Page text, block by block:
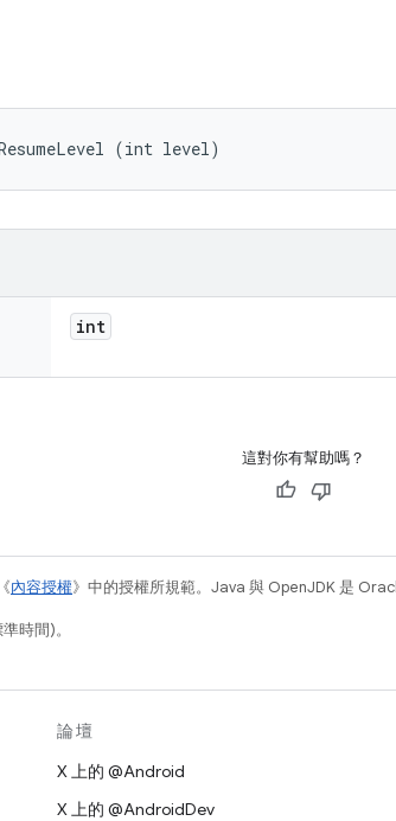
(int level)
int
這對你有幫助嗎？
內容授權》中的授權所規範。Java 與 OpenJDK 是
時間)。
論壇
X 上的 @Android
X 上的 @AndroidDev